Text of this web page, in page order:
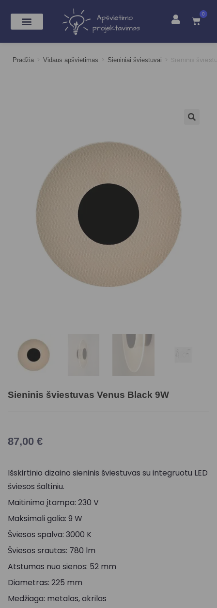
0
Pradžia > Vidaus apšvietimas > Sieniniai šviestuvai > Sieninis
Sieninis šviestuvas Venus Black 9W
87,00 €
Išskirtinio dizaino sieninis šviestuvas su integruotu LED
šviesos šaltiniu.
Maitinimo įtampa: 230 V
Maksimali galia: 9 W
Šviesos spalva: 3000 K
Šviesos srautas: 780 lm
Atstumas nuo sienos: 52 mm
Diametras: 225 mm
Medžiaga: metalas, akrilas